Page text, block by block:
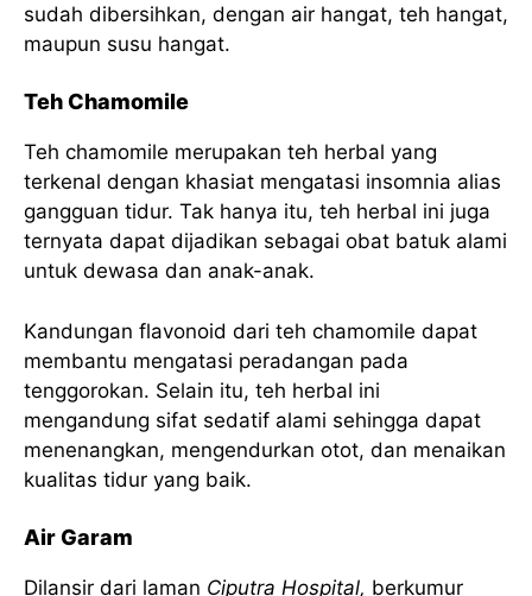
sudah dibersihkan, dengan air hangat, teh hangat,
maupun susu hangat.
Teh Chamomile
Teh chamomile merupakan teh herbal yang
terkenal dengan khasiat mengatasi insomnia alias
gangguan tidur. Tak hanya itu, teh herbal ini juga
ternyata dapat dijadikan sebagai obat batuk alami
untuk dewasa dan anak-anak.
Kandungan flavonoid dari teh chamomile dapat
membantu mengatasi peradangan pada
tenggorokan. Selain itu, teh herbal ini
mengandung sifat sedatif alami sehingga dapat
menenangkan, mengendurkan otot, dan menaikan
kualitas tidur yang baik.
Air Garam
Dilansir dari laman Ciputra Hospital, berkumur